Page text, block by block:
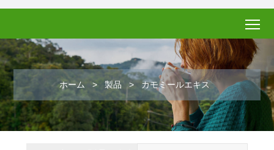
ホーム > 製品 > カモミールエキス